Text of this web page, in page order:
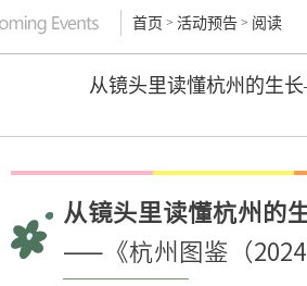
首页 > 活动预告 > 阅读
从镜头里读懂杭州的生